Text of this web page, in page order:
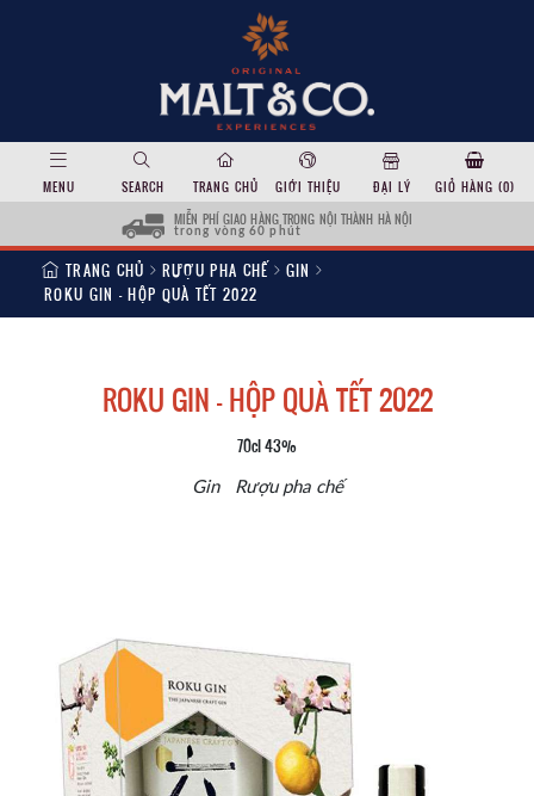
MENU SEARCH TRANG CHỦ GIỚI THIỆU ĐẠI LÝ GIỎ HÀNG (0)
MIỄN PHÍ GIAO HÀNG TRONG NỘI THÀNH HÀ NỘI
trong vòng 60 phút
TRANG CHỦ RƯỢU PHA CHẾ
GIN
ROKU GIN – HỘP QUÀ TẾT 2022
ROKU GIN – HỘP QUÀ TẾT 2022
70cl 43%
Gin Rượu pha chế